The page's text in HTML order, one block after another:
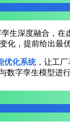
生深度融合，
化，提前给出最优
优化系统，让工厂
字孪生模型进